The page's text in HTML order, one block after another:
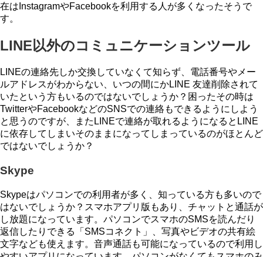
在はInstagramやFacebookを利用する人が多くなったそうで
す。
LINE以外のコミュニケーションツール
LINEの連絡先しか交換していなくて知らず、電話番号やメー
ルアドレスがわからない、いつの間にかLINE 友達削除されて
いたという方もいるのではないでしょうか？困ったその時は
TwitterやFacebookなどのSNSでの連絡もできるようにしよう
と思うのですが、またLINEで連絡が取れるようになるとLINE
に依存してしまいそのままになってしまっているのがほとんど
ではないでしょうか？
Skype
Skypeはパソコンでの利用者が多く、知っている方も多いので
はないでしょうか？スマホアプリ版もあり、チャットと通話が
し放題になっています。パソコンでスマホのSMSを読んだり
返信したりできる「SMSコネクト」、写真やビデオの共有絵
文字なども使えます。音声通話も可能になっているので利用し